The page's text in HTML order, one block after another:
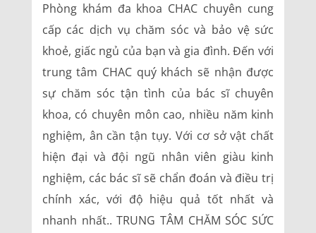
Phòng khám đa khoa CHAC chuyên cung
cấp các dịch vụ chăm sóc và bảo vệ sức
khoẻ, giấc ngủ của bạn và gia đình. Đến với
trung tâm CHAC quý khách sẽ nhận được
sự chăm sóc tận tình của bác sĩ chuyên
khoa, có chuyên môn cao, nhiều năm kinh
nghiệm, ân cần tận tụy. Với cơ sở vật chất
hiện đại và đội ngũ nhân viên giàu kinh
nghiệm, các bác sĩ sẽ chẩn đoán và điều trị
chính xác, với độ hiệu quả tốt nhất và
nhanh nhất.. TRUNG TÂM CHĂM SÓC SỨC